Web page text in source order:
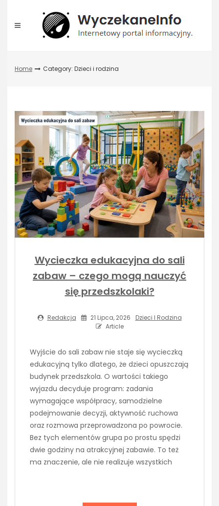
content
Home Category: Dzieci i rodzina
Wycieczka edukacyjna do sali
zabaw – czego mogą nauczyć
się przedszkolaki?
Redakcja 21 Lipca, 2026
Dzieci I Rodzina
Article
Wyjście do sali zabaw nie staje się wycieczką
edukacyjną tylko dlatego, że dzieci opuszczają
budynek przedszkola. O wartości takiego
wyjazdu decyduje program: zadania
wymagające współpracy, samodzielne
podejmowanie decyzji, aktywność ruchowa
oraz rozmowa przeprowadzona po powrocie.
Bez tych elementów grupa po prostu spędzi
dwie godziny na atrakcyjnej zabawie. To też
ma znaczenie, ale nie realizuje wszystkich